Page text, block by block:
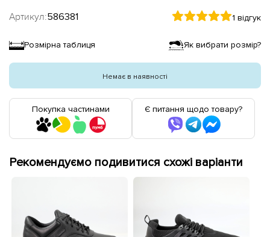
Артикул:586381 1 відгук
Розмірна таблиця Як вибрати розмір?
Немає в наявності
Покупка частинами Є питання щодо товару?
Рекомендуємо подивитися схожі варіанти